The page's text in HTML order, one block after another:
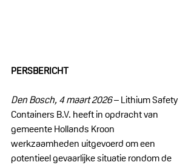
PERSBERICHT
Den Bosch, 4 maart 2026 – Lithium Safety
Containers B.V. heeft in opdracht van
gemeente Hollands Kroon
werkzaamheden uitgevoerd om een
potentieel gevaarlijke situatie rondom de